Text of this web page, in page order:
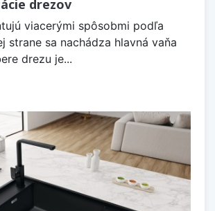
drezov
viacerými spôsobmi podľa
strane sa nachádza hlavná vaňa
drezu je...